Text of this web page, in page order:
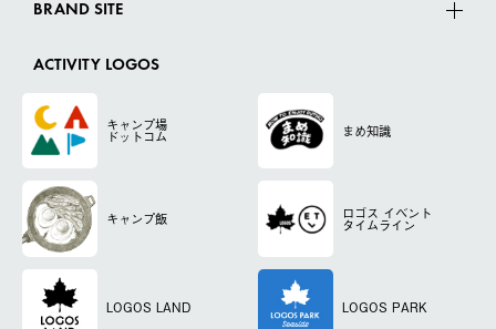
BRAND SITE
ACTIVITY LOGOS
キャンプ場
ドットコム まめ知識
キャンプ飯 ロゴス イベント
タイムライン
LOGOS LAND LOGOS PARK